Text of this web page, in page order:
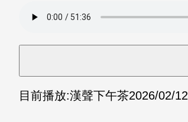
目前播放:漢聲下午茶2026/02/12